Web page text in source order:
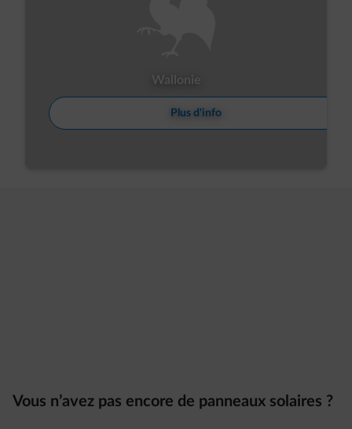
Wallonie
Plus d'info
Vous n’avez pas encore de panneaux solaires ?